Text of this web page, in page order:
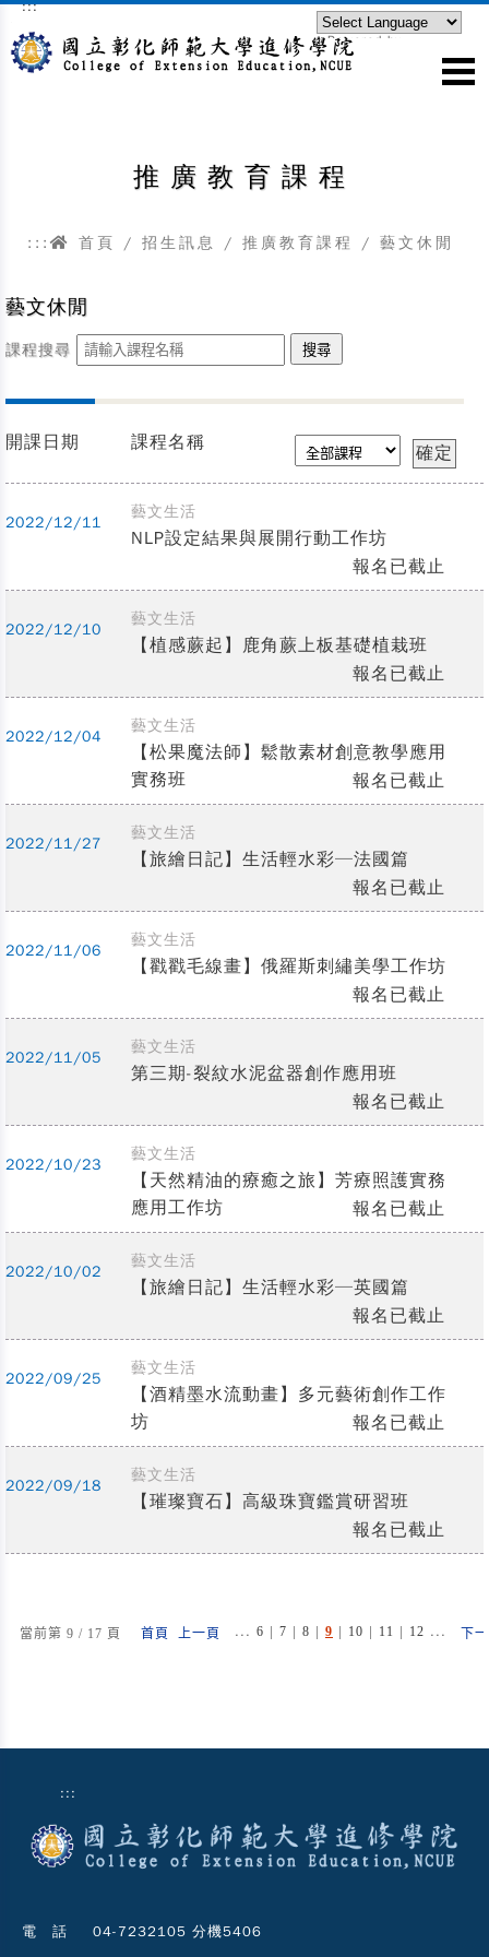
跳到主要內容區塊
:::
Powered by
推廣教育課程
::: 首頁 / 招生訊息 / 推廣教育課程 / 藝文休閒
藝文休閒
課程搜尋
開課日期 課程名稱
2022/12/11
藝文生活
NLP設定結果與展開行動工作坊
報名已截止
2022/12/10
藝文生活
【植感蕨起】鹿角蕨上板基礎植栽班
報名已截止
2022/12/04
藝文生活
【松果魔法師】鬆散素材創意教學應用
實務班
報名已截止
2022/11/27
藝文生活
【旅繪日記】生活輕水彩─法國篇
報名已截止
2022/11/06
藝文生活
【戳戳毛線畫】俄羅斯刺繡美學工作坊
報名已截止
2022/11/05
藝文生活
第三期-裂紋水泥盆器創作應用班
報名已截止
2022/10/23
藝文生活
【天然精油的療癒之旅】芳療照護實務
應用工作坊
報名已截止
2022/10/02
藝文生活
【旅繪日記】生活輕水彩─英國篇
報名已截止
2022/09/25
藝文生活
【酒精墨水流動畫】多元藝術創作工作
坊
報名已截止
2022/09/18
藝文生活
【璀璨寶石】高級珠寶鑑賞研習班
報名已截止
當前第 9 / 17 頁 首頁 上一頁 ... 6 | 7 | 8 | 9 | 10 | 11 | 12 ... 下
:::
電 話 04-7232105 分機5406